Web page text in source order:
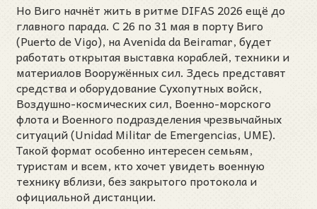
Но Виго начнёт жить в ритме DIFAS 2026 ещё до
главного парада. С 26 по 31 мая в порту Виго
(Puerto de Vigo), на Avenida da Beiramar, будет
работать открытая выставка кораблей, техники и
материалов Вооружённых сил. Здесь представят
средства и оборудование Сухопутных войск,
Воздушно-космических сил, Военно-морского
флота и Военного подразделения чрезвычайных
ситуаций (Unidad Militar de Emergencias, UME).
Такой формат особенно интересен семьям,
туристам и всем, кто хочет увидеть военную
технику вблизи, без закрытого протокола и
официальной дистанции.